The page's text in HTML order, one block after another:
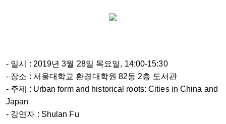
- 일시 : 2019년 3월 28일 목요일, 14:00-15:30
- 장소 : 서울대학교 환경대학원 82동 2층 도서관
- 주제 : Urban form and historical roots: Cities in China and
Japan
- 강연자 : Shulan Fu